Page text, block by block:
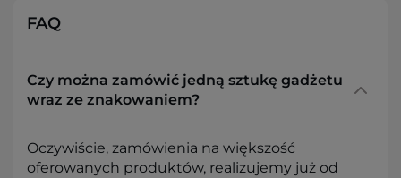
FAQ
Czy można zamówić jedną sztukę gadżetu
wraz ze znakowaniem?
Oczywiście, zamówienia na większość
oferowanych produktów, realizujemy już od